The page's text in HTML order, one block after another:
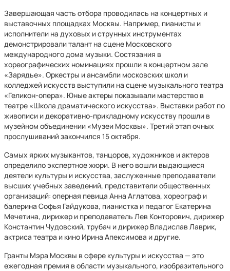
Завершающая часть отбора проводилась на концертных и
выставочных площадках Москвы. Например, пианисты и
исполнители на духовых и струнных инструментах
демонстрировали талант на сцене Московского
международного дома музыки. Состязания в
хореографических номинациях прошли в концертном зале
«Зарядье». Оркестры и ансамбли московских школ и
колледжей искусств выступили на сцене музыкального театра
«Геликон-опера». Юные актеры показывали мастерство в
театре «Школа драматического искусства». Выставки работ по
живописи и декоративно-прикладному искусству прошли в
музейном объединении «Музеи Москвы». Третий этап очных
прослушиваний закончился 15 октября.
Самых ярких музыкантов, танцоров, художников и актеров
определило экспертное жюри. В него вошли выдающиеся
деятели культуры и искусства, заслуженные преподаватели
высших учебных заведений, представители общественных
организаций: оперная певица Анна Аглатова, хореограф и
балерина Софья Гайдукова, пианистка и педагог Екатерина
Мечетина, дирижер и преподаватель Лев Конторович, дирижер
Константин Чудовский, трубач и дирижер Владислав Лаврик,
актриса театра и кино Ирина Апексимова и другие.
Гранты Мэра Москвы в сфере культуры и искусства — это
ежегодная премия в области музыкального, изобразительного